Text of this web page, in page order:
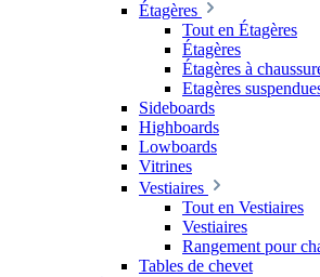
Étagères
Tout en Étagères
Étagères
Étagères à
Etagères
Sideboards
Highboards
Lowboards
Vitrines
Vestiaires
Tout en Vestiaires
Vestiaires
Rangement pour
Tables de chevet